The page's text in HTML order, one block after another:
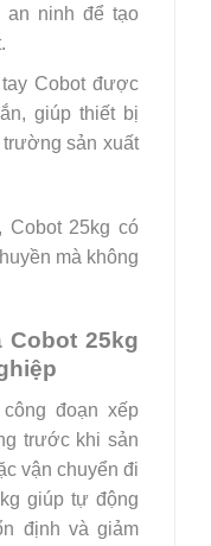
an ninh để tạo
Cobot được
giúp thiết bị
trường sản xuất
Cobot 25kg có
mà không
25kg
đoạn xếp
trước khi sản
vận chuyển đi
giúp tự động
định và giảm